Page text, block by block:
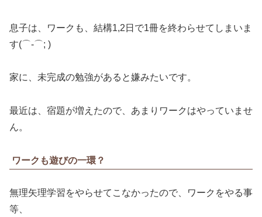
息子は、ワークも、結構1,2日で1冊を終わらせてしまいま
す(⌒-⌒; )
家に、未完成の勉強があると嫌みたいです。
最近は、宿題が増えたので、あまりワークはやっていませ
ん。
ワークも遊びの一環？
無理矢理学習をやらせてこなかったので、ワークをやる事
等、